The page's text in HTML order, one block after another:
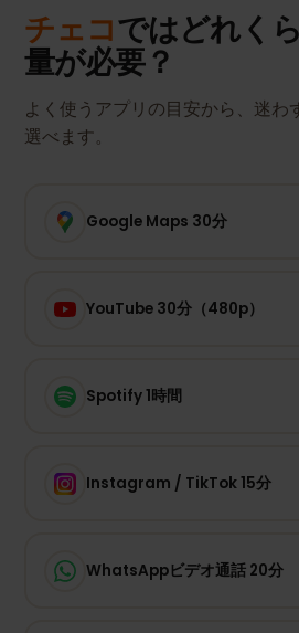
チェコではどれく
量が必要？
よく使うアプリの目安から、迷わ
選べます。
Google Maps 30分
YouTube 30分（480p）
Spotify 1時間
Instagram / TikTok 15分
WhatsAppビデオ通話 20分